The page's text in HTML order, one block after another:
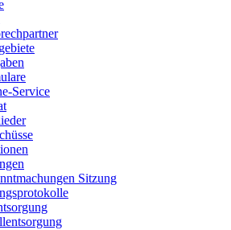
Service
Sitzung